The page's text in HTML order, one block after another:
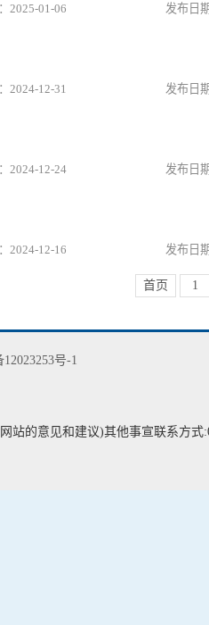
2025-01-06
2024-12-31
2024-12-24
2024-12-16
首页 1
号-1
站的意见和建议)其他事宣联系方式